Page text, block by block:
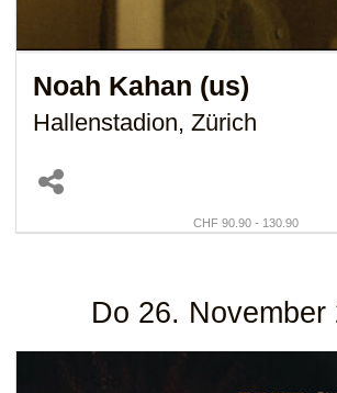
Noah Kahan (us)
Hallenstadion, Zürich
CHF 90.90 - 130.90
Do 26. November